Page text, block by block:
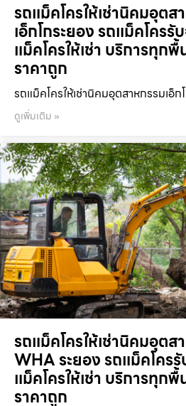
รถแม็คโครให้เช่านิคมอุตส
เอ็กโกระยอง รถแม็คโครรั
แม็คโครให้เช่า บริการทุก
ราคาถูก
รถแม็คโครให้เช่านิคมอุตสาหกรรมเอ็ก
ดูเพิ่มเติม »
รถแม็คโครให้เช่านิคมอุตส
WHA ระยอง รถแม็คโคร
แม็คโครให้เช่า บริการทุก
ราคาถูก